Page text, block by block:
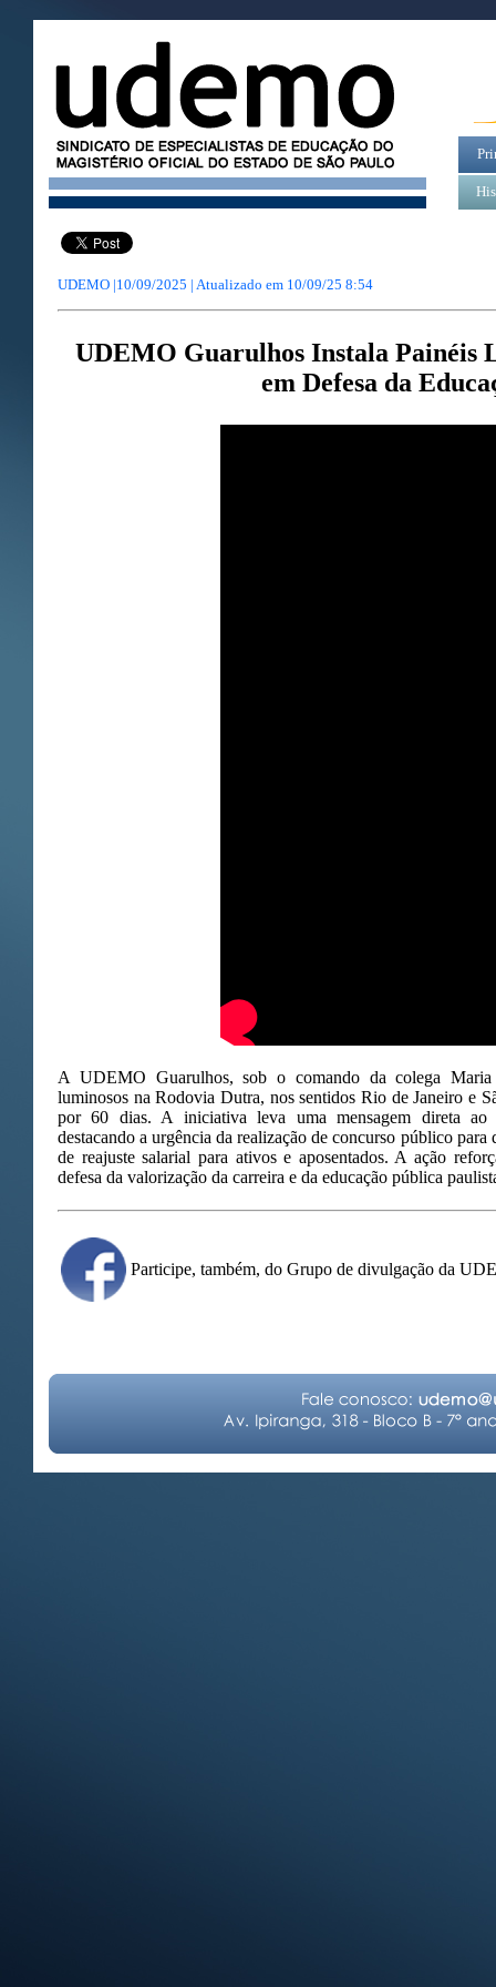
UDEMO |10/09/2025 | Atualizado em 10/09/25 8:54
UDEMO Guarulhos Instala Painéis
em Defesa da
A UDEMO Guarulhos, sob o comando da colega Maria
luminosos na Rodovia Dutra, nos sentidos Rio de Janeiro e
por 60 dias. A iniciativa leva uma mensagem direta ao
destacando a urgência da realização de concurso público para
de reajuste salarial para ativos e aposentados. A ação
defesa da valorização da carreira e da educação pública
Participe, também, do Grupo de divulgação da